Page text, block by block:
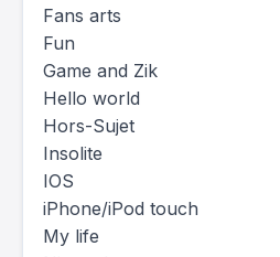
Fans arts
Fun
Game and Zik
Hello world
Hors-Sujet
Insolite
IOS
iPhone/iPod touch
My life